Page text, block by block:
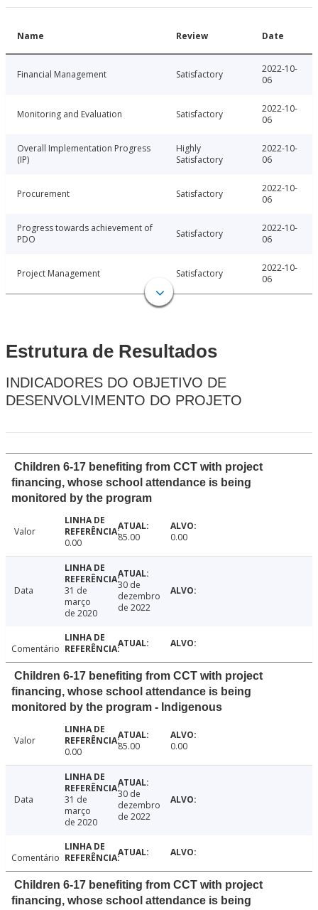
Name Review Date
Financial Management Satisfactory
2022-10-
06
Monitoring and Evaluation Satisfactory
2022-10-
06
Overall Implementation Progress
(IP)
Highly
Satisfactory
2022-10-
06
Procurement Satisfactory
2022-10-
06
Progress towards achievement of
PDO
Satisfactory
2022-10-
06
Project Management Satisfactory
2022-10-
06
Estrutura de Resultados
INDICADORES DO OBJETIVO DE
DESENVOLVIMENTO DO PROJETO
Children 6-17 benefiting from CCT with project
financing, whose school attendance is being
monitored by the program
Valor
0.00
85.00 0.00
Data
31 de
março
de 2020
30 de
dezembro
de 2022
Comentário
Children 6-17 benefiting from CCT with project
financing, whose school attendance is being
monitored by the program - Indigenous
Valor
0.00
85.00 0.00
Data
31 de
março
de 2020
30 de
dezembro
de 2022
Comentário
Children 6-17 benefiting from CCT with project
financing, whose school attendance is being